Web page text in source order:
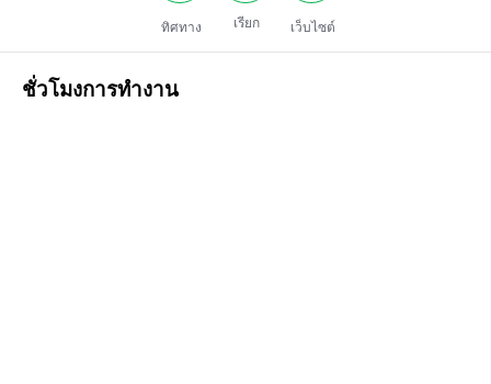
ทิศทาง เรียก เว็บไซต์
ชั่วโมงการทำงาน